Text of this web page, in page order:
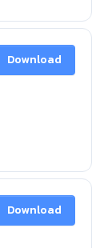
Download
Download